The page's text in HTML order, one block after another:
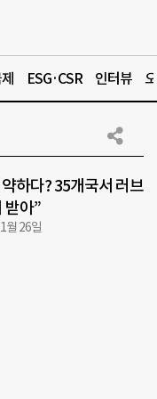
ESG·CSR 인터뷰
하다? 35개국서 러브
받아”
월 26일